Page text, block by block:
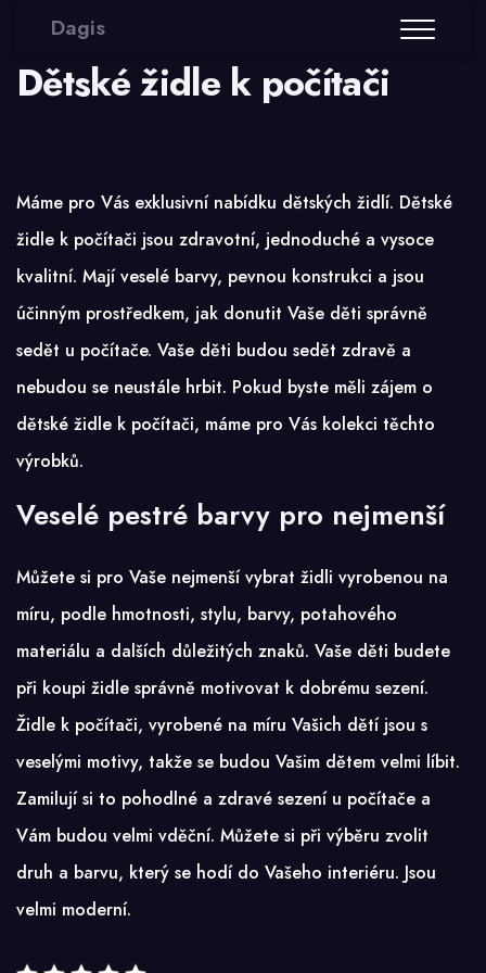
Dagis
Dětské židle k počítači
Máme pro Vás exklusivní nabídku dětských židlí. Dětské
židle k počítači jsou zdravotní, jednoduché a vysoce
kvalitní. Mají veselé barvy, pevnou konstrukci a jsou
účinným prostředkem, jak donutit Vaše děti správně
sedět u počítače. Vaše děti budou sedět zdravě a
nebudou se neustále hrbit. Pokud byste měli zájem o
dětské židle k počítači, máme pro Vás kolekci těchto
výrobků.
Veselé pestré barvy pro nejmenší
Můžete si pro Vaše nejmenší vybrat židli vyrobenou na
míru, podle hmotnosti, stylu, barvy, potahového
materiálu a dalších důležitých znaků. Vaše děti budete
při koupi židle správně motivovat k dobrému sezení.
Židle k počítači, vyrobené na míru Vašich dětí jsou s
veselými motivy, takže se budou Vašim dětem velmi líbit.
Zamilují si to pohodlné a zdravé sezení u počítače a
Vám budou velmi vděční. Můžete si při výběru zvolit
druh a barvu, který se hodí do Vašeho interiéru. Jsou
velmi moderní.